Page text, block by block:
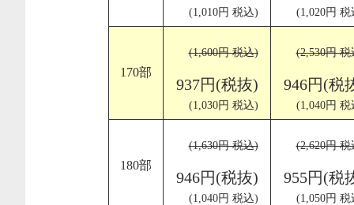
(1,010円 税込) (1,020円 税
170部
(1,600円 税込)
937円(税抜)
(1,030円 税込)
(2,530円 税
946円(税
(1,040円 税
180部
(1,630円 税込)
946円(税抜)
(1,040円 税込)
(2,620円 税
955円(税
(1,050円 税